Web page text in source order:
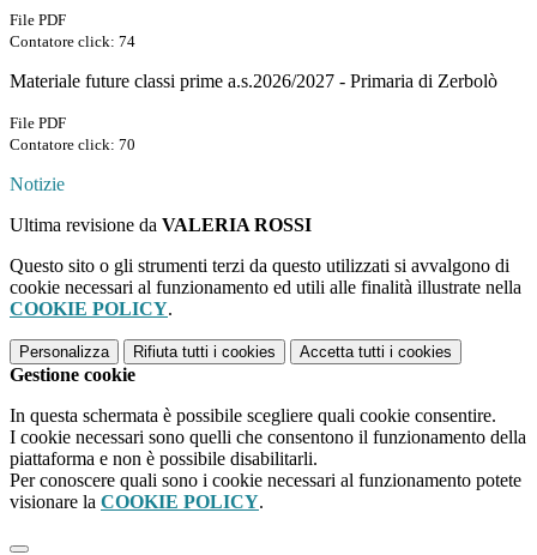
File PDF
Contatore click: 74
Materiale future classi prime a.s.2026/2027 - Primaria di Zerbolò
File PDF
Contatore click: 70
Notizie
Ultima revisione da VALERIA ROSSI
Questo sito o gli strumenti terzi da questo utilizzati si avvalgono di
cookie necessari al funzionamento ed utili alle finalità illustrate nella
COOKIE POLICY.
Personalizza Rifiuta tutti i cookies Accetta tutti i cookies
Gestione cookie
In questa schermata è possibile scegliere quali cookie consentire.
I cookie necessari sono quelli che consentono il funzionamento della
piattaforma e non è possibile disabilitarli.
Per conoscere quali sono i cookie necessari al funzionamento potete
visionare la COOKIE POLICY.